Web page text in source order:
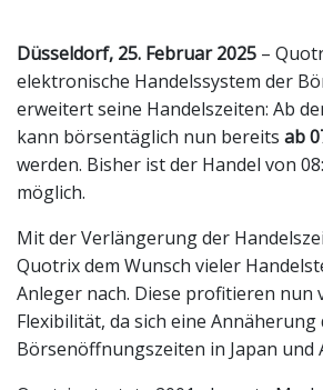
Düsseldorf, 25. Februar 2025 –
elektronische Handelssystem der
erweitert seine Handelszeiten: Ab
kann börsentäglich nun bereits ab
werden. Bisher ist der Handel von
möglich.
Mit der Verlängerung der
Quotrix dem Wunsch vieler
Anleger nach. Diese profitieren nun
Flexibilität, da sich eine Annäherung
Börsenöffnungszeiten in Japan und